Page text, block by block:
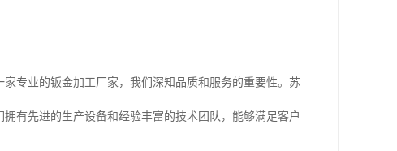
专业的钣金加工厂家，我们深知品质和服务的重要性。苏
有先进的生产设备和经验丰富的技术团队，能够满足客户